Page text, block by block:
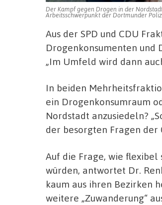
Der Kampf gegen Drogen in der
Arbeitsschwerpunkt der Dortmunder
Aus der SPD und CDU
Drogenkonsumenten und
„Im Umfeld wird dann
In beiden
ein Drogenkonsumraum
Nordstadt anzusiedeln?
der besorgten Fragen der
Auf die Frage, wie
würden, antwortet Dr.
kaum aus ihren Bezirken
weitere „Zuwanderung“